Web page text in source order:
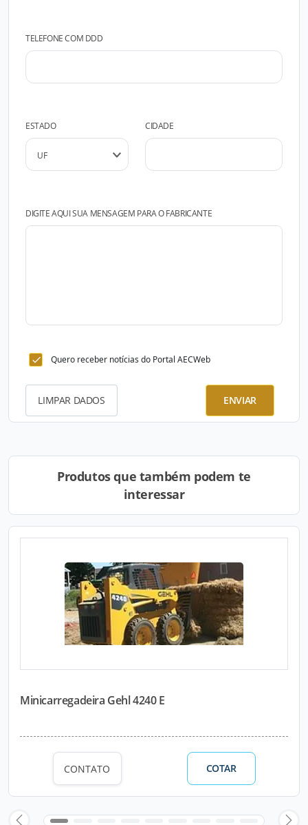
TELEFONE COM DDD
ESTADO CIDADE
DIGITE AQUI SUA MENSAGEM PARA O FABRICANTE
Quero receber notícias do Portal AECWeb
LIMPAR DADOS ENVIAR
Produtos que também podem te
interessar
Minicarregadeira Gehl 4240 E
CONTATO COTAR